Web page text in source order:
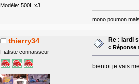
Modèle: 500L x3
mono poumon
thierry34
Fiatiste connaisseur
Re : jardi
« Réponse
bientot je vais